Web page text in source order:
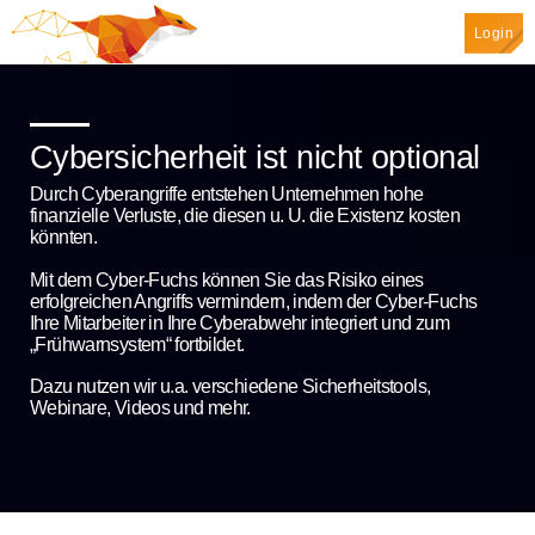
Login
Spotlight
Cybersicherheit ist nicht optional
Durch Cyberangriffe entstehen Unternehmen hohe
finanzielle Verluste, die diesen u. U. die Existenz kosten
könnten.
Mit dem Cyber-Fuchs können Sie das Risiko eines
erfolgreichen Angriffs vermindern, indem der Cyber-Fuchs
Ihre Mitarbeiter in Ihre Cyberabwehr integriert und zum
„Frühwarnsystem“ fortbildet.
Dazu nutzen wir u.a. verschiedene Sicherheitstools,
Webinare, Videos und mehr.